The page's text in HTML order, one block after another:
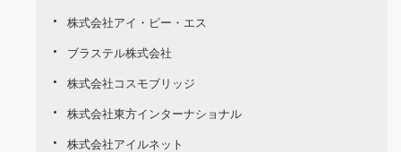
株式会社アイ・ピー・エス
ブラステル株式会社
株式会社コスモブリッジ
株式会社東方インターナショナル
株式会社アイルネット